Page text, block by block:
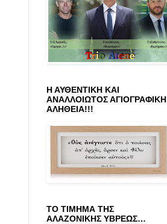
Η ΑΥΘΕΝΤΙΚΗ ΚΑΙ
ΑΝΑΛΛΟΙΩΤΟΣ ΑΓΙΟΓΡΑΦΙΚΗ
ΑΛΗΘΕΙΑ!!!
ΤΟ ΤΙΜΗΜΑ ΤΗΣ
ΑΛΑΖΟΝΙΚΗΣ ΥΒΡΕΩΣ…